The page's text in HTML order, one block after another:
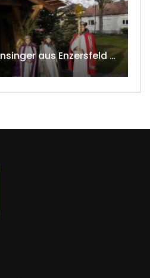
Grüße der Sternsinger aus Enzersfeld – Klein-Engersdorf 2021 w4tv169